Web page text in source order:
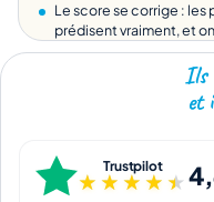
Le score se corrige :
prédisent vraiment, et
Ils
et
Trustpilot
★★★★★
★★★★★